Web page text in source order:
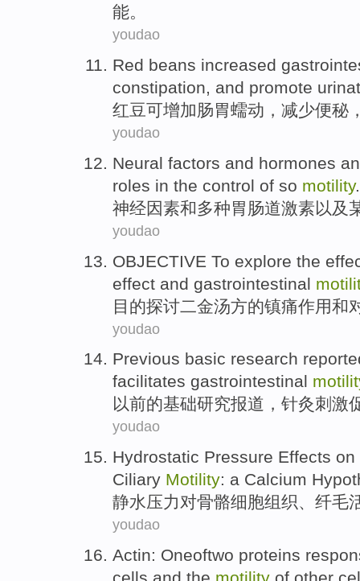
能。
youdao
Red beans increased
constipation, and promote
红豆可增加肠胃蠕动 ， 减少便秘
youdao
Neural factors and hormones
roles in the control of so motility.
神经因素和多种胃肠道激素以及
youdao
OBJECTIVE To explore the
effect and gastrointestinal
目的探讨二金汤方的镇痛作用和
youdao
Previous basic research
facilitates gastrointestinal
以前的基础研究报道 ， 针灸刺激
youdao
Hydrostatic Pressure Effects on
Ciliary Motility: a Calcium
静水压力对骨骼细胞组织、 纤毛
youdao
Actin: Oneoftwo proteins